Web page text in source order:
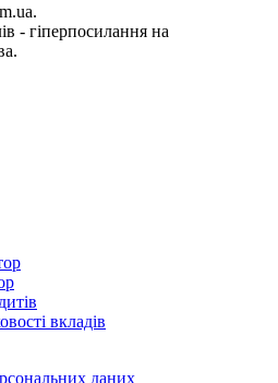
- гіперпосилання на
вкладів
даних